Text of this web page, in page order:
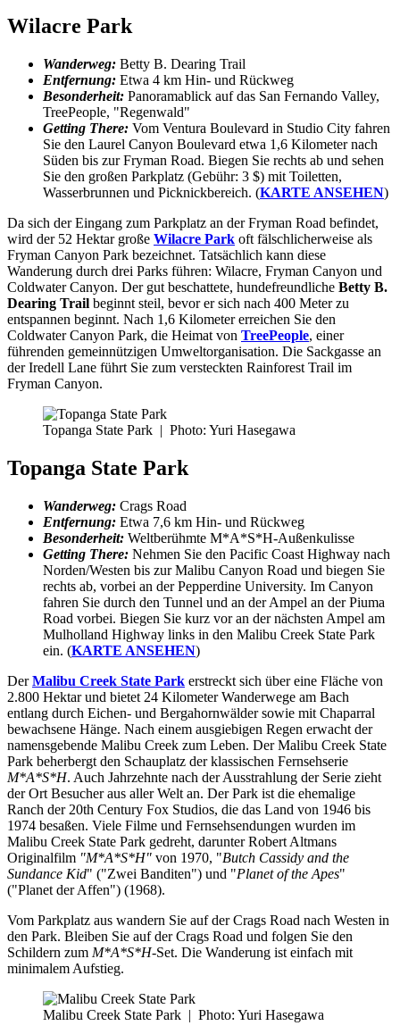
Wilacre Park
Wanderweg: Betty B. Dearing Trail
Entfernung: Etwa 4 km Hin- und Rückweg
Besonderheit: Panoramablick auf das San Fernando Valley,
TreePeople, "Regenwald"
Getting There: Vom Ventura Boulevard in Studio City fahren
Sie den Laurel Canyon Boulevard etwa 1,6 Kilometer nach
Süden bis zur Fryman Road. Biegen Sie rechts ab und sehen
Sie den großen Parkplatz (Gebühr: 3 $) mit Toiletten,
Wasserbrunnen und Picknickbereich. (KARTE ANSEHEN)
Da sich der Eingang zum Parkplatz an der Fryman Road befindet,
wird der 52 Hektar große Wilacre Park oft fälschlicherweise als
Fryman Canyon Park bezeichnet. Tatsächlich kann diese
Wanderung durch drei Parks führen: Wilacre, Fryman Canyon und
Coldwater Canyon. Der gut beschattete, hundefreundliche Betty B.
Dearing Trail beginnt steil, bevor er sich nach 400 Meter zu
entspannen beginnt. Nach 1,6 Kilometer erreichen Sie den
Coldwater Canyon Park, die Heimat von TreePeople, einer
führenden gemeinnützigen Umweltorganisation. Die Sackgasse an
der Iredell Lane führt Sie zum versteckten Rainforest Trail im
Fryman Canyon.
Topanga State Park | Photo: Yuri Hasegawa
Topanga State Park
Wanderweg: Crags Road
Entfernung: Etwa 7,6 km Hin- und Rückweg
Besonderheit: Weltberühmte M*A*S*H-Außenkulisse
Getting There: Nehmen Sie den Pacific Coast Highway nach
Norden/Westen bis zur Malibu Canyon Road und biegen Sie
rechts ab, vorbei an der Pepperdine University. Im Canyon
fahren Sie durch den Tunnel und an der Ampel an der Piuma
Road vorbei. Biegen Sie kurz vor an der nächsten Ampel am
Mulholland Highway links in den Malibu Creek State Park
ein. (KARTE ANSEHEN)
DerMalibu Creek State Park erstreckt sich über eine Fläche von
2.800 Hektar und bietet 24 Kilometer Wanderwege am Bach
entlang durch Eichen- und Bergahornwälder sowie mit Chaparral
bewachsene Hänge. Nach einem ausgiebigen Regen erwacht der
namensgebende Malibu Creek zum Leben. Der Malibu Creek State
Park beherbergt den Schauplatz der klassischen Fernsehserie
M*A*S*H. Auch Jahrzehnte nach der Ausstrahlung der Serie zieht
der Ort Besucher aus aller Welt an. Der Park ist die ehemalige
Ranch der 20th Century Fox Studios, die das Land von 1946 bis
1974 besaßen. Viele Filme und Fernsehsendungen wurden im
Malibu Creek State Park gedreht, darunter Robert Altmans
Originalfilm "M*A*S*H" von 1970, "Butch Cassidy and the
Sundance Kid" ("Zwei Banditen") und "Planet of the Apes"
("Planet der Affen") (1968).
Vom Parkplatz aus wandern Sie auf der Crags Road nach Westen in
den Park. Bleiben Sie auf der Crags Road und folgen Sie den
Schildern zum M*A*S*H-Set. Die Wanderung ist einfach mit
minimalem Aufstieg.
Malibu Creek State Park | Photo: Yuri Hasegawa